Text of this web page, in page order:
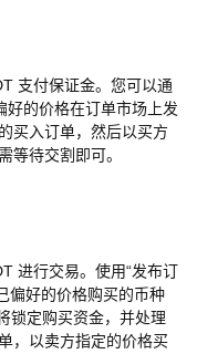
支付保证金。您可以通
好的价格在订单市场上发
买入订单，然后以买方
等待交割即可。
进行交易。使用“发布订
偏好的价格购买的币种
锁定购买资金，并处理
，以卖方指定的价格买